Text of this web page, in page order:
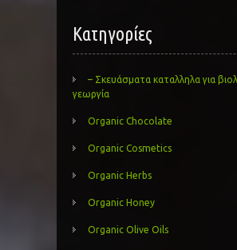
Kατηγορίες
– Σκευάσματα καταλληλα για
γεωργία
Organic Chocolate
Organic Cosmetics
Organic Herbs
Organic Honey
Organic Olive Oils